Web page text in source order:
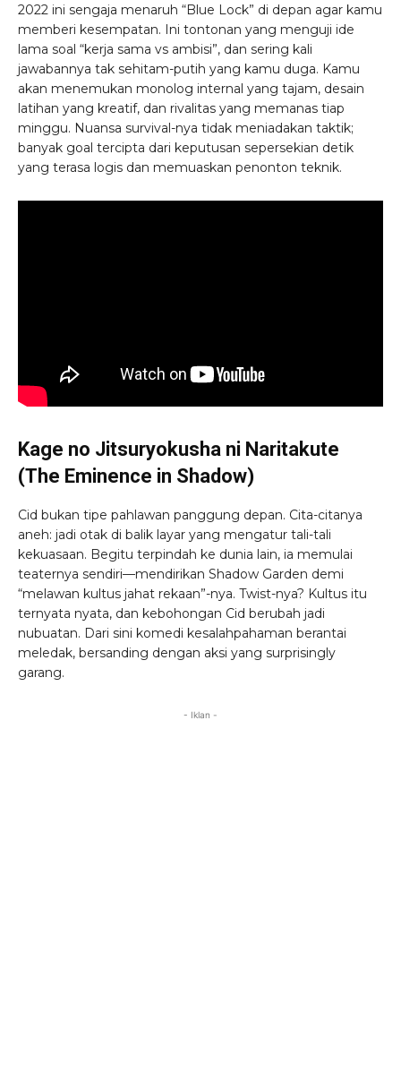
2022 ini sengaja menaruh “Blue Lock” di depan agar kamu
memberi kesempatan. Ini tontonan yang menguji ide
lama soal “kerja sama vs ambisi”, dan sering kali
jawabannya tak sehitam-putih yang kamu duga. Kamu
akan menemukan monolog internal yang tajam, desain
latihan yang kreatif, dan rivalitas yang memanas tiap
minggu. Nuansa survival-nya tidak meniadakan taktik;
banyak goal tercipta dari keputusan sepersekian detik
yang terasa logis dan memuaskan penonton teknik.
Kage no Jitsuryokusha ni Naritakute
(The Eminence in Shadow)
Cid bukan tipe pahlawan panggung depan. Cita-citanya
aneh: jadi otak di balik layar yang mengatur tali-tali
kekuasaan. Begitu terpindah ke dunia lain, ia memulai
teaternya sendiri—mendirikan Shadow Garden demi
“melawan kultus jahat rekaan”-nya. Twist-nya? Kultus itu
ternyata nyata, dan kebohongan Cid berubah jadi
nubuatan. Dari sini komedi kesalahpahaman berantai
meledak, bersanding dengan aksi yang surprisingly
garang.
- Iklan -